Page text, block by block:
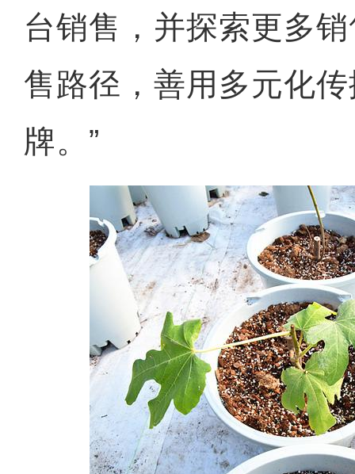
台销售，并探索更多
售路径，善用多元化
牌。”